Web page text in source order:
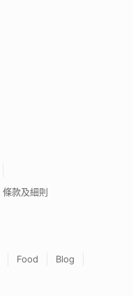
條款及細則
Food
Blog